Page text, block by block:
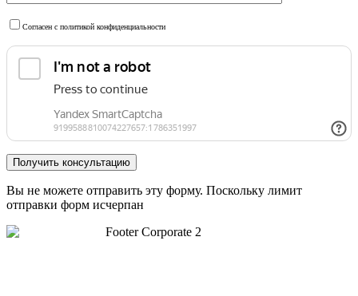
Согласен с политикой конфиденциальности
Вы не можете отправить эту форму. Поскольку лимит
отправки форм исчерпан